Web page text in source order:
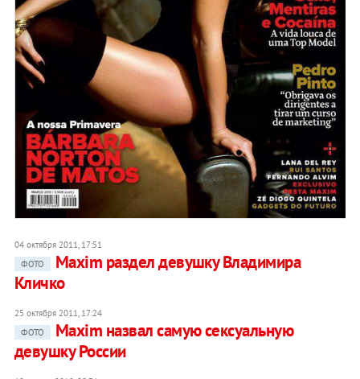
04 октября 2011, 17:51
ФОТО
Maxim раздел девушку Владимира
Кличко
25 октября 2011, 17:24
ФОТО
Maxim назвал самую сексуальную
девушку России